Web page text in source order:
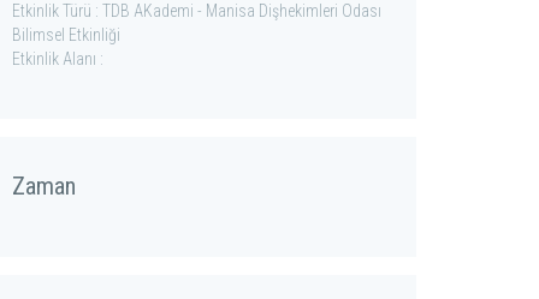
Etkinlik Türü : TDB AKademi - Manisa Dişhekimleri Odası
Bilimsel Etkinliği
Etkinlik Alanı :
Zaman